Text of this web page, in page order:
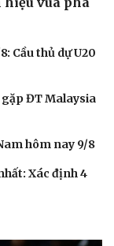
Cầu thủ dự U20
ĐT Malaysia
hôm nay 9/8
Xác định 4